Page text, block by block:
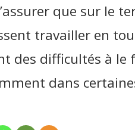
que sur le
travailler en
des difficultés à le
dans